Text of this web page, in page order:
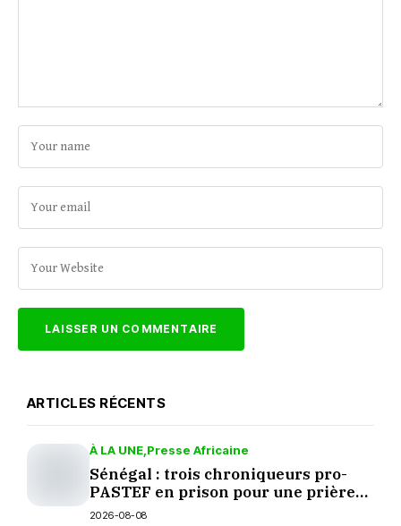
ARTICLES RÉCENTS
À LA UNE Presse Africaine
Sénégal : trois chroniqueurs pro-
PASTEF en prison pour une prière
sur TikTok
2026-08-08